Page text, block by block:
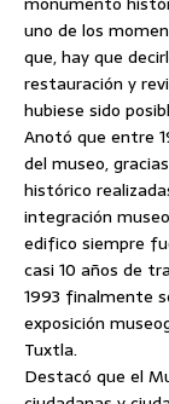
uno de los
que, hay que
restauración y
hubiese sido
Anotó que entre
del museo,
histórico
integración
edifico siempre
casi 10 años de
1993 finalmente
exposición
Tuxtla.
Destacó que el